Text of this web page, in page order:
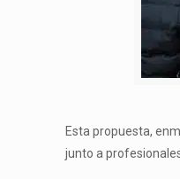
Esta propuesta,
junto a